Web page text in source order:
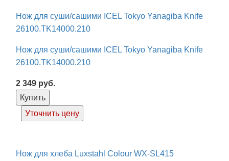
Нож для суши/сашими ICEL Tokyo Yanagiba Knife
26100.TK14000.210
Нож для суши/сашими ICEL Tokyo Yanagiba Knife
26100.TK14000.210
2 349 руб.
Купить
Уточнить цену
Нож для хлеба Luxstahl Colour WX-SL415